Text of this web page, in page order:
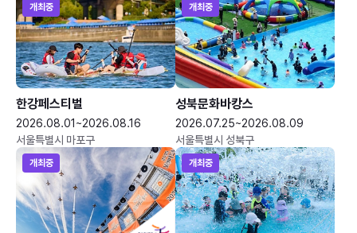
개최중
한강페스티벌
2026.08.01~2026.08.16
서울특별시 마포구
개최중
성북문화바캉스
2026.07.25~2026.08.09
서울특별시 성북구
개최중 개최중